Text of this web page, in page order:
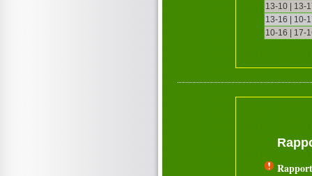
13-10 | 13-
13-16 | 10-
10-16 | 17-